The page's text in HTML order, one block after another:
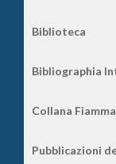
Biblioteca
Bibliographia
Collana
Pubblicazioni